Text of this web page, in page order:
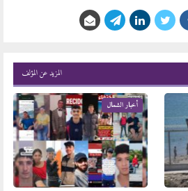
المزيد عن المؤلف
أخبار الشمال